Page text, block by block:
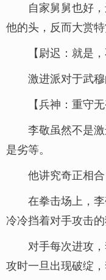
自家舅舅也好
他的头，反而大赏特
【尉迟：就是
激进派对于武
【兵神：重守
李敬虽然不是
是劣等。
他讲究奇正相
在拳击场上，
冷冷挡着对手攻击的
对手每次进攻
攻时一旦出现破绽